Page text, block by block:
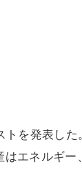
を発表した
エネルギー